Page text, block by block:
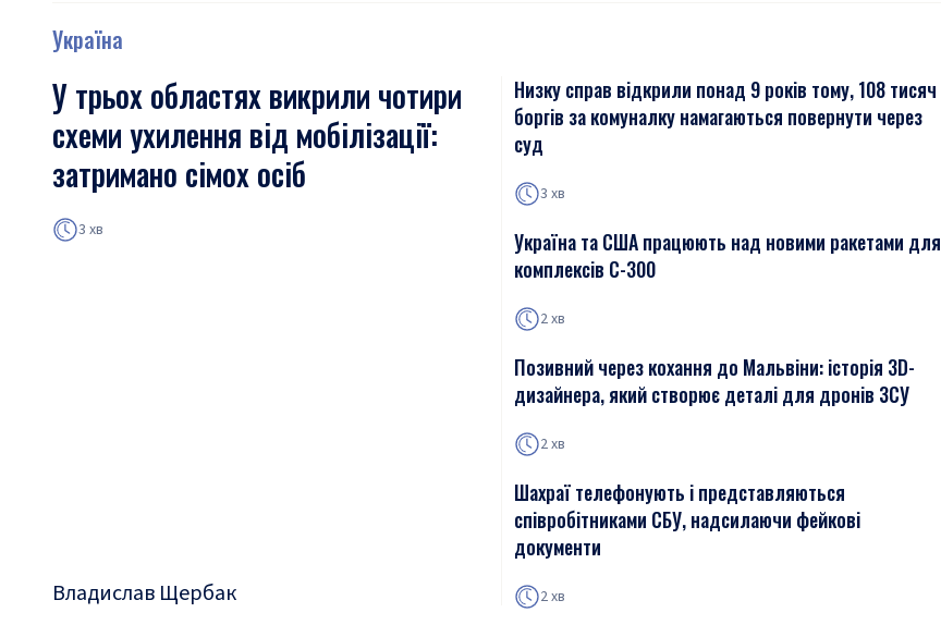
Україна
У трьох областях викрили чотири
схеми ухилення від мобілізації:
затримано сімох осіб
3 хв
Владислав Щербак
Низку справ відкрили понад 9 років тому, 108 тисяч
боргів за комуналку намагаються повернути через
суд
3 хв
Україна та США працюють над новими ракетами для
комплексів С-300
2 хв
Позивний через кохання до Мальвіни: історія 3D-
дизайнера, який створює деталі для дронів ЗСУ
2 хв
Шахраї телефонують і представляються
співробітниками СБУ, надсилаючи фейкові
документи
2 хв